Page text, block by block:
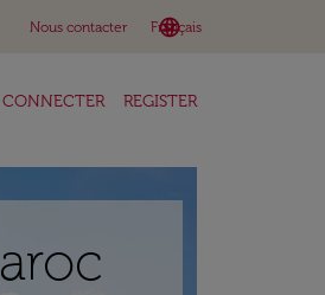
Nous contacter language
Français
keyboard_arrow_down
CONNECTER REGISTER